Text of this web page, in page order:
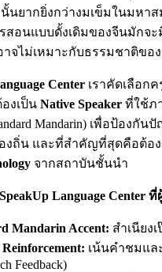
นั้นยากยิ่งกว่างมเข็มในมหาส
สอนแบบดั้งเดิมของจีนมักจะ
าจไม่เหมาะกับธรรมชาติของ
Center เราคัดเลือก
งเป็น Native Speaker ที่ใช้ภ
Mandarin) เพื่อป้องกั
องถิ่น และที่สำคัญที่สุดคือต้อ
จากสถาบันชั้นนำ
Language Center ที่
Mandarin Accent: สำเนียง
Reinforcement: เน้นคำชมแล
Feedback)